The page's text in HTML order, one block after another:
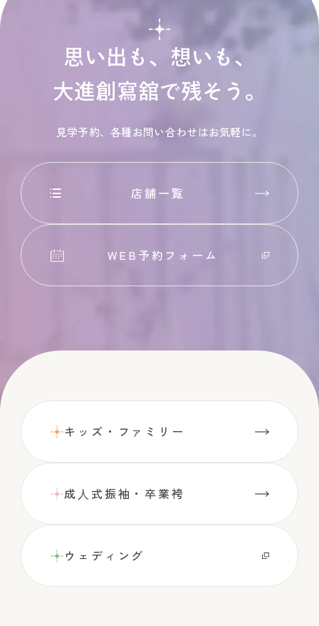
思い出も、想いも、
大進創寫舘で残そう。
見学予約、各種お問い合わせはお気軽に。
店舗一覧
WEB予約フォーム
キッズ・ファミリー
成⼈式振袖・卒業袴
ウェディング